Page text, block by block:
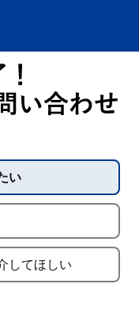
い
してほしい